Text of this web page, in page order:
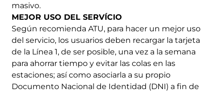
masivo.
MEJOR USO DEL SERVÍCIO
Según recomienda ATU, para hacer un mejor uso
del servicio, los usuarios deben recargar la tarjeta
de la Línea 1, de ser posible, una vez a la semana
para ahorrar tiempo y evitar las colas en las
estaciones; así como asociarla a su propio
Documento Nacional de Identidad (DNI) a fin de